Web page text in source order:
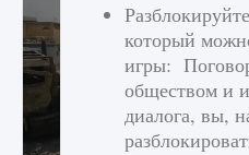
который
игры:
обществом и
диалога, вы,